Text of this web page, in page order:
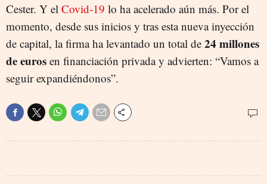
Cester. Y el Covid-19 lo ha acelerado aún más. Por el
momento, desde sus inicios y tras esta nueva inyección
de capital, la firma ha levantado un total de 24 millones
de euros en financiación privada y advierten: “Vamos a
seguir expandiéndonos”.